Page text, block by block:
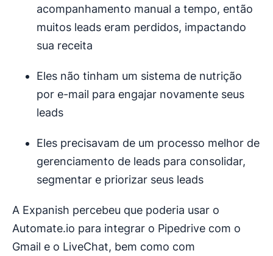
acompanhamento manual a tempo, então
muitos leads eram perdidos, impactando
sua receita
Eles não tinham um sistema de nutrição
por e-mail para engajar novamente seus
leads
Eles precisavam de um processo melhor de
gerenciamento de leads para consolidar,
segmentar e priorizar seus leads
A Expanish percebeu que poderia usar o
Automate.io para integrar o Pipedrive com o
Gmail e o LiveChat, bem como com